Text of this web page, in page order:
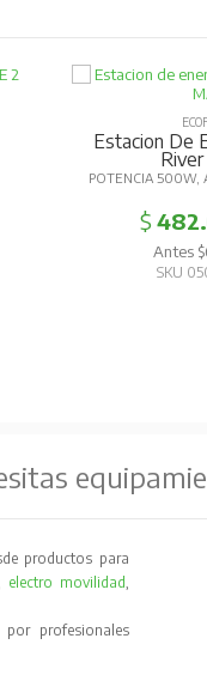
Estacion De
POTENCIA 500W,
$
Antes
SKU
productos para
electro movilidad,
por profesionales